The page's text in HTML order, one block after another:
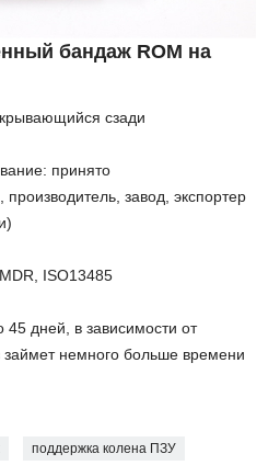
бандаж ROM на
сзади
принято
завод, экспортер
ISO13485
дней, в зависимости от
займет немного больше времени
поддержка колена ПЗУ